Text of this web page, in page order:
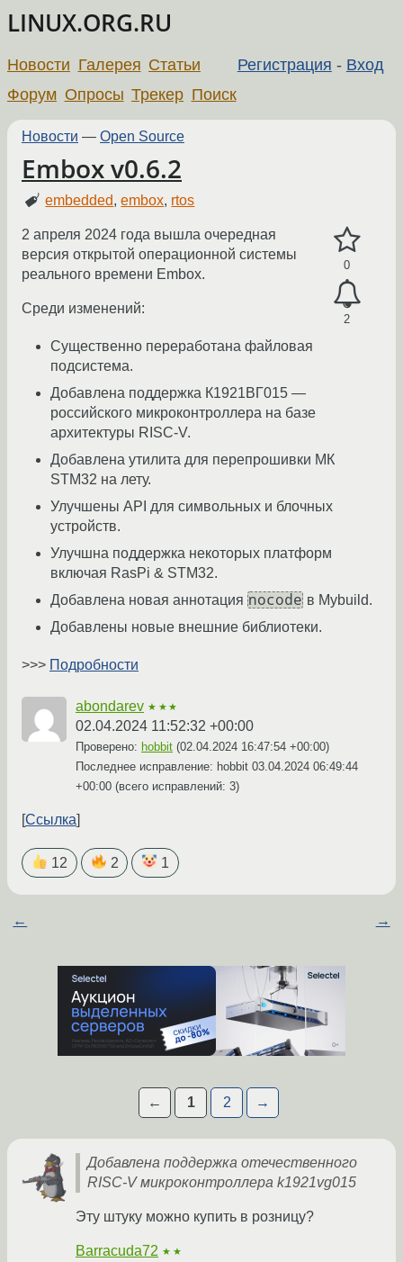
LINUX.ORG.RU
Регистрация - Вход
Новости Галерея Статьи
Форум Опросы Трекер Поиск
Новости — Open Source
Embox v0.6.2
embedded,embox, rtos
0
2
2 апреля 2024 года вышла очередная
версия открытой операционной системы
реального времени Embox.
Среди изменений:
Существенно переработана файловая
подсистема.
Добавлена поддержка К1921ВГ015 —
российского микроконтроллера на базе
архитектуры RISC-V.
Добавлена утилита для перепрошивки МК
STM32 на лету.
Улучшены API для символьных и блочных
устройств.
Улучшна поддержка некоторых платформ
включая RasPi & STM32.
Добавлена новая аннотация nocode в Mybuild.
Добавлены новые внешние библиотеки.
>>> Подробности
abondarev ★★★
02.04.2024 11:52:32 +00:00
Проверено: hobbit (02.04.2024 16:47:54 +00:00)
Последнее исправление: hobbit 03.04.2024 06:49:44
+00:00 (всего исправлений: 3)
Ссылка
12 2 1
← →
← 1 2 →
Добавлена поддержка отечественного
RISC-V микроконтроллера k1921vg015
Эту штуку можно купить в розницу?
Barracuda72 ★★